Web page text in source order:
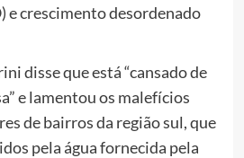
e crescimento desordenado
disse que está “cansado de
e lamentou os malefícios
de bairros da região sul, que
pela água fornecida pela